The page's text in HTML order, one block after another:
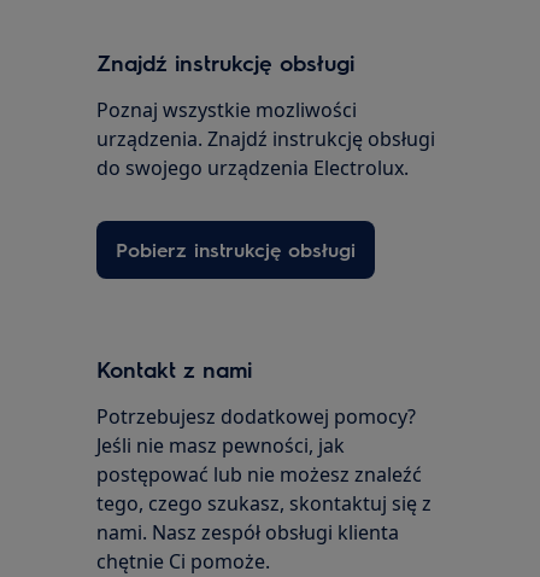
Znajdź instrukcję obsługi
Poznaj wszystkie mozliwości
urządzenia. Znajdź instrukcję obsługi
do swojego urządzenia Electrolux.
Pobierz instrukcję obsługi
Kontakt z nami
Potrzebujesz dodatkowej pomocy?
Jeśli nie masz pewności, jak
postępować lub nie możesz znaleźć
tego, czego szukasz, skontaktuj się z
nami. Nasz zespół obsługi klienta
chętnie Ci pomoże.